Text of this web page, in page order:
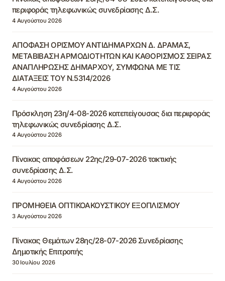
περιφοράς τηλεφωνικώς συνεδρίασης Δ.Σ.
4 Αυγούστου 2026
ΑΠΟΦΑΣΗ ΟΡΙΣΜΟΥ ΑΝΤΙΔΗΜΑΡΧΩΝ Δ. ΔΡΑΜΑΣ,
ΜΕΤΑΒΙΒΑΣΗ ΑΡΜΟΔΙΟΤΗΤΩΝ ΚΑΙ ΚΑΘΟΡΙΣΜΟΣ ΣΕΙΡΑΣ
ΑΝΑΠΛΗΡΩΣΗΣ ΔΗΜΑΡΧΟΥ, ΣΥΜΦΩΝΑ ΜΕ ΤΙΣ
ΔΙΑΤΑΞΕΙΣ ΤΟΥ Ν.5314/2026
4 Αυγούστου 2026
Πρόσκληση 23η/4-08-2026 κατεπείγουσας δια περιφοράς
τηλεφωνικώς συνεδρίασης Δ.Σ.
4 Αυγούστου 2026
Πίνακας αποφάσεων 22ης/29-07-2026 τακτικής
συνεδρίασης Δ.Σ.
4 Αυγούστου 2026
ΠΡΟΜΗΘΕΙΑ ΟΠΤΙΚΟΑΚΟΥΣΤΙΚΟΥ ΕΞΟΠΛΙΣΜΟΥ
3 Αυγούστου 2026
Πίνακας Θεμάτων 28ης/28-07-2026 Συνεδρίασης
Δημοτικής Επιτροπής
30 Ιουλίου 2026